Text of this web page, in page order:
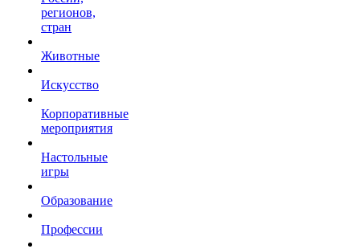
регионов,
стран
Животные
Искусство
Корпоративные
мероприятия
Настольные
игры
Образование
Профессии